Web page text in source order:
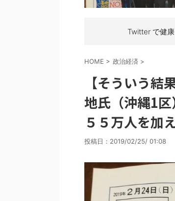
Twitter で健
HOME > 政治経済 >
【そういう
地氏（沖縄1
５５万人を加
投稿日： 2019/02/25/ 01:08